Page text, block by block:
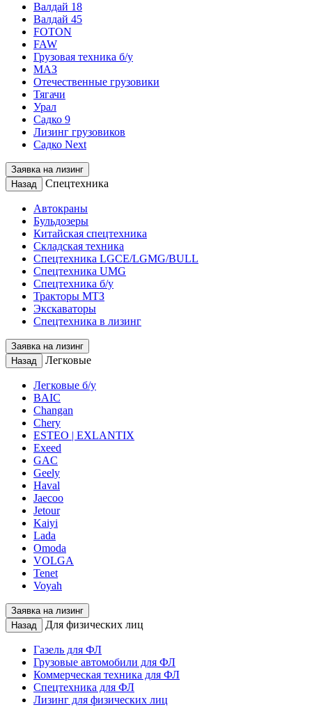
Валдай 18
Валдай 45
FOTON
FAW
Грузовая техника б/у
МАЗ
Отечественные грузовики
Тягачи
Урал
Садко 9
Лизинг грузовиков
Садко Next
Заявка на лизинг
Назад
Спецтехника
Автокраны
Бульдозеры
Китайская спецтехника
Складская техника
Спецтехника LGCE/LGMG/BULL
Спецтехника UMG
Спецтехника б/у
Тракторы МТЗ
Экскаваторы
Спецтехника в лизинг
Заявка на лизинг
Назад
Легковые
Легковые б/у
BAIC
Changan
Chery
ESTEO | EXLANTIX
Exeed
GAC
Geely
Haval
Jaecoo
Jetour
Kaiyi
Lada
Omoda
VOLGA
Tenet
Voyah
Заявка на лизинг
Назад
Для физических лиц
Газель для ФЛ
Грузовые автомобили для ФЛ
Коммерческая техника для ФЛ
Спецтехника для ФЛ
Лизинг для физических лиц